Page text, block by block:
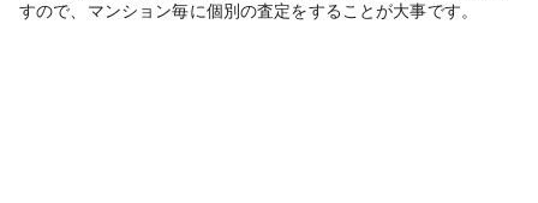
すので、マンション毎に個別の査定をすることが大事です。